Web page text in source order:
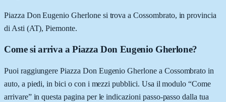
Piazza Don Eugenio Gherlone si trova a Cossombrato, in provincia
di Asti (AT), Piemonte.
Come si arriva a Piazza Don Eugenio Gherlone?
Puoi raggiungere Piazza Don Eugenio Gherlone a Cossombrato in
auto, a piedi, in bici o con i mezzi pubblici. Usa il modulo “Come
arrivare” in questa pagina per le indicazioni passo-passo dalla tua